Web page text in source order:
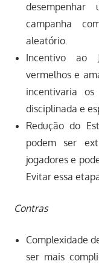
campanha
aleatório.
Incentivo ao
vermelhos e
incentivaria
disciplinada e
Redução do
podem ser
jogadores e
Evitar essa
Contras
Complexidade
ser mais